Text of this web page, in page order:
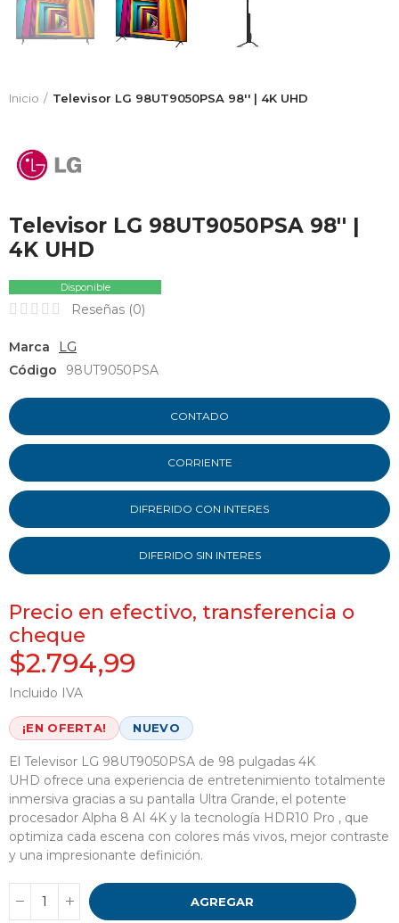
Inicio Televisor LG 98UT9050PSA 98'' | 4K UHD
Televisor LG 98UT9050PSA 98'' |
4K UHD
Disponible
Reseñas (0)
Marca
LG
Código
98UT9050PSA
CONTADO
CORRIENTE
DIFRERIDO CON INTERES
DIFERIDO SIN INTERES
Precio en efectivo, transferencia o
cheque
$2.794,99
Incluido IVA
¡EN OFERTA! NUEVO
El Televisor LG 98UT9050PSA de 98 pulgadas 4K
UHD ofrece una experiencia de entretenimiento totalmente
inmersiva gracias a su pantalla Ultra Grande, el potente
procesador Alpha 8 AI 4K y la tecnología HDR10 Pro , que
optimiza cada escena con colores más vivos, mejor contraste
y una impresionante definición.
AGREGAR